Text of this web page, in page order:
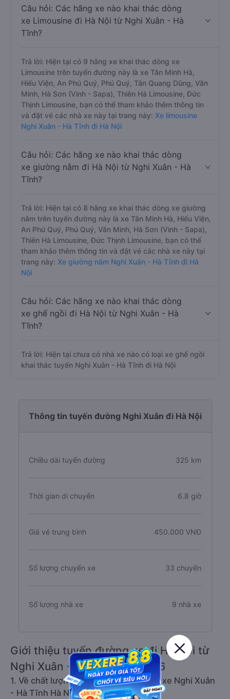
Câu hỏi: Các hãng xe nào khai thác dòng
xe Limousine đi Hà Nội từ Nghi Xuân - Hà
Tĩnh?
Trả lời: Hiện tại có 9 hãng xe khai thác dòng xe
Limousine trên tuyến đường này là xe Tân Minh Hà,
Hiếu Viện, An Phú Quý, Phú Quý, Tân Quang Dũng, Văn
Minh, Hà Sơn (Vinh - Sapa), Thiên Hà Limousine, Đức
Thịnh Limousine, bạn có thể tham khảo thêm thông tin
và đặt vé các nhà xe này tại trang này: Xe limousine
Nghi Xuân - Hà Tĩnh đi Hà Nội
Câu hỏi: Các hãng xe nào khai thác dòng
xe giường nằm đi Hà Nội từ Nghi Xuân - Hà
Tĩnh?
Trả lời: Hiện tại có 8 hãng xe khai thác dòng xe giường
nằm trên tuyến đường này là xe Tân Minh Hà, Hiếu Viện,
An Phú Quý, Phú Quý, Văn Minh, Hà Sơn (Vinh - Sapa),
Thiên Hà Limousine, Đức Thịnh Limousine, bạn có thể
tham khảo thêm thông tin và đặt vé các nhà xe này tại
trang này: Xe giường nằm Nghi Xuân - Hà Tĩnh đi Hà
Nội
Câu hỏi: Các hãng xe nào khai thác dòng
xe ghế ngồi đi Hà Nội từ Nghi Xuân - Hà
Tĩnh?
Trả lời: Hiện tại chưa có nhà xe nào có loại xe ghế ngồi
khai thác tuyến Nghi Xuân - Hà Tĩnh đi Hà Nội
Thông tin tuyến đường Nghi Xuân đi Hà Nội
Chiều dài tuyến đường 325 km
Thời gian di chuyển 6.8 giờ
Giá vé trung bình 450.000 VNĐ
Số lượng chuyến xe 33 chuyến
Số lượng nhà xe 9 nhà xe
Giới thiệu tuyến đường xe đi Hà Nội từ
Nghi Xuân - Hà Tĩnh 08/2026
1. Về chất lượng, review, đánh giá nhà xe Nghi Xuân
- Hà Tĩnh Hà Nội